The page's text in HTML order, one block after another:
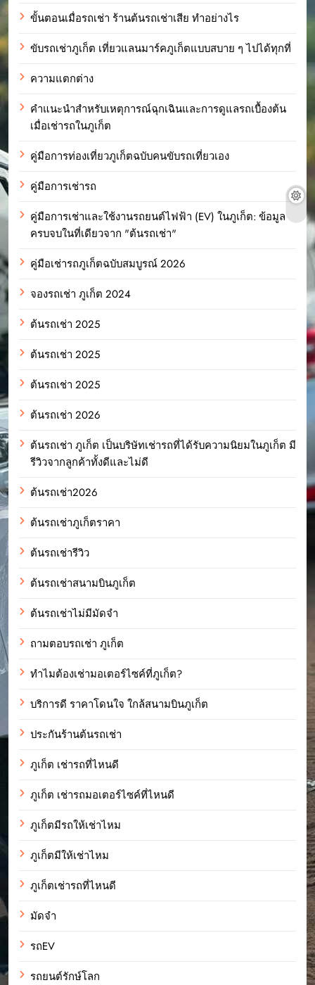
ขั้นตอนเมื่อรถเช่า ร้านต้นรถเช่าเสีย ทำอย่างไร
ขับรถเช่าภูเก็ต เที่ยวแลนมาร์คภูเก็ตแบบสบาย ๆ ไปได้ทุกที่
ความแตกต่าง
คำแนะนำสำหรับเหตุการณ์ฉุกเฉินและการดูแลรถเบื้องต้น
เมื่อเช่ารถในภูเก็ต
คู่มือการท่องเที่ยวภูเก็ตฉบับคนขับรถเที่ยวเอง
คู่มือการเช่ารถ
คู่มือการเช่าและใช้งานรถยนต์ไฟฟ้า (EV) ในภูเก็ต: ข้อมูล
ครบจบในที่เดียวจาก "ต้นรถเช่า"
คู่มือเช่ารถภูเก็ตฉบับสมบูรณ์ 2026
จองรถเช่า ภูเก็ต 2024
ต้นรถเช่า 2025
ต้นรถเช่า 2025
ต้นรถเช่า 2025
ต้นรถเช่า 2026
ต้นรถเช่า ภูเก็ต เป็นบริษัทเช่ารถที่ได้รับความนิยมในภูเก็ต มี
รีวิวจากลูกค้าทั้งดีและไม่ดี
ต้นรถเช่า2026
ต้นรถเช่าภูเก็ตราคา
ต้นรถเช่ารีวิว
ต้นรถเช่าสนามบินภูเก็ต
ต้นรถเช่าไม่มีมัดจำ
ถามตอบรถเช่า ภูเก็ต
ทำไมต้องเช่ามอเตอร์ไซค์ที่ภูเก็ต?
บริการดี ราคาโดนใจ ใกล้สนามบินภูเก็ต
ประกันร้านต้นรถเช่า
ภูเก็ต เช่ารถที่ไหนดี
ภูเก็ต เช่ารถมอเตอร์ไซค์ที่ไหนดี
ภูเก็ตมีรถให้เช่าไหม
ภูเก็ตมีให้เช่าไหม
ภูเก็ตเช่ารถที่ไหนดี
มัดจำ
รถEV
รถยนต์รักษ์โลก